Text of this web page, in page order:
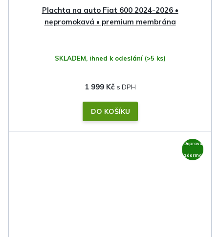
Plachta na auto Fiat 600 2024-2026 •
nepromokavá • premium membrána
SKLADEM, ihned k odeslání (>5 ks)
1 999 Kč
DO KOŠÍKU
Doprava
zdarma